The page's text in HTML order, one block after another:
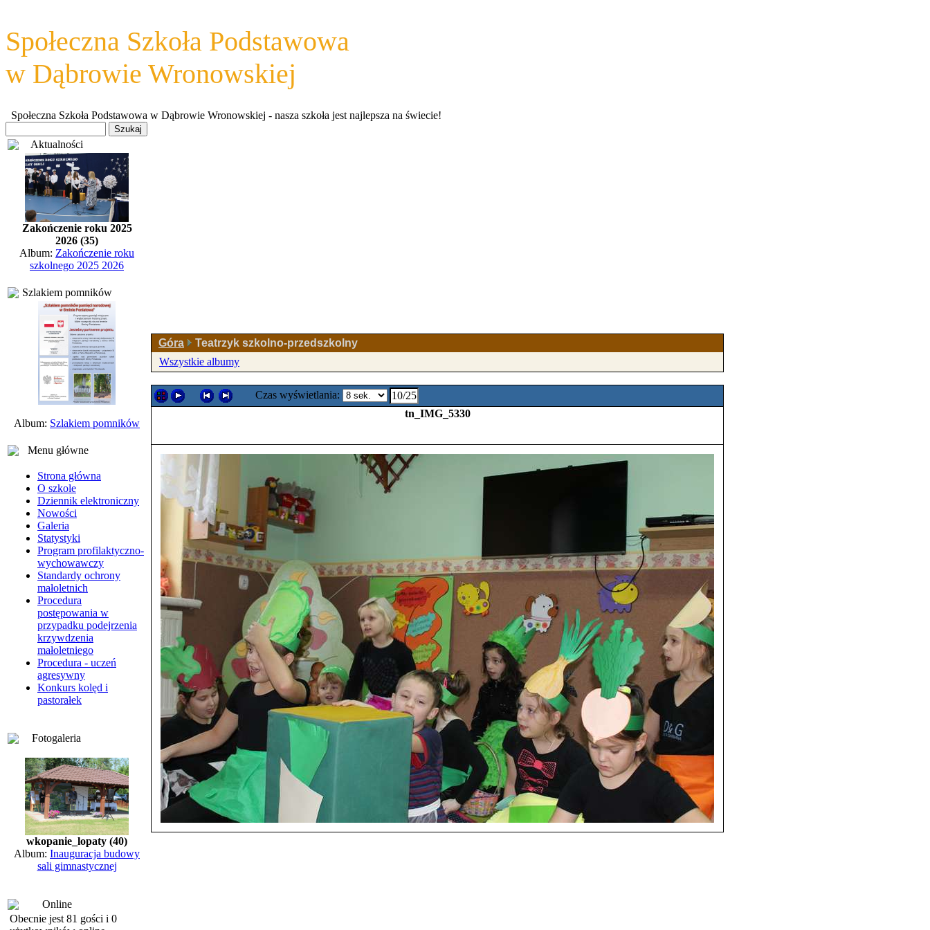
Społeczna Szkoła Podstawowa
w Dąbrowie Wronowskiej
Społeczna Szkoła Podstawowa w Dąbrowie Wronowskiej - nasza szkoła jest najlepsza na świecie!
Aktualności
Zakończenie roku 2025
2026 (35)
Album: Zakończenie roku
szkolnego 2025 2026
Szlakiem pomników
Album: Szlakiem pomników
Menu główne
Strona główna
O szkole
Dziennik elektroniczny
Nowości
Galeria
Statystyki
Program profilaktyczno-
wychowawczy
Standardy ochrony
małoletnich
Procedura
postępowania w
przypadku podejrzenia
krzywdzenia
małoletniego
Procedura - uczeń
agresywny
Konkurs kolęd i
pastorałek
Fotogaleria
wkopanie_lopaty (40)
Album: Inauguracja budowy
sali gimnastycznej
Online
Obecnie jest 81 gości i 0
Góra
Teatrzyk szkolno-przedszkolny
Wszystkie albumy
Czas wyświetlania:
10/25
tn_IMG_5330